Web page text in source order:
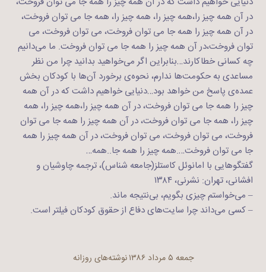
در آن همه چیز را،همه چیز را، همه چیز را، همه جا می توان فروخت،
در آن همه چیز را همه جا می توان فروخت، می توان فروخت، می
توان فروخت،در آن همه چیز را همه جا می توان فروخت. ما می‌دانیم
چه کسانی خطاکارند…بنابراین اگر می‌خواهید بدانید چرا من نظر
مساعدی به حکومت‌ها ندارم، نحوه‌ی برخورد آن‌ها با کودکان بخش
عمده‌ی پاسخ من خواهد بود…دنیایی خواهیم داشت که در آن همه
چیز را همه جا می توان فروخت، در آن همه چیز را،همه چیز را، همه
چیز را، همه جا می توان فروخت، در آن همه چیز را همه جا می توان
فروخت، می توان فروخت، می توان فروخت، در آن همه چیز را همه
جا می توان فروخت….همه چیز را همه جا..همه…
گفتگوهایی با امانوئل کاستلز(جامعه شناس)، ترجمه چاوشیان و
افشانی، تهران: نشرنی، ۱۳۸۴
– می‌خواستم چیزی بگویم، بی‌نتیجه ماند.
– کسی می‌داند چرا سایت‌های دفاع از حقوق کودکان فیلتر است.
جمعه ۵ مرداد ۱۳۸۶
نوشته‌های روزانه